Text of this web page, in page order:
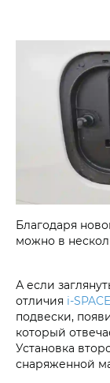
Благодаря
можно в
А если
отличия
подвески,
который
Установка
снаряженной